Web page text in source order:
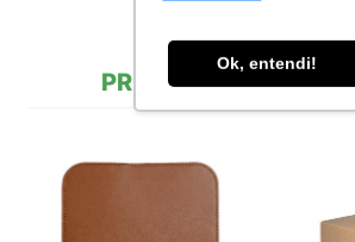
Ok, entendi!
PRODUTOS